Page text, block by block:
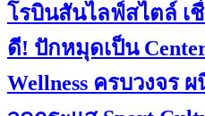
โรบินสันไลฟ์สไตล์ เ
ดี! ปักหมุดเป็น
Wellness ครบวงจร